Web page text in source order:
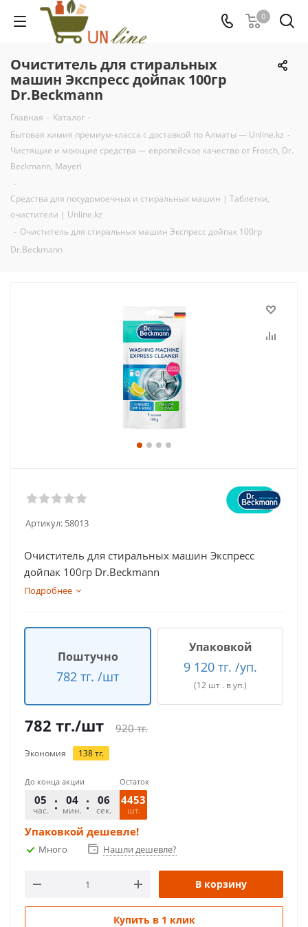
0
Очиститель для стиральных
машин Экспресс дойпак 100гр
Dr.Beckmann
Главная - Каталог -
Бытовая химия премиум-класса с доставкой по Алматы — Unline.kz -
Чистящие и моющие средства — европейское качество от Frosch, Dr.
Beckmann, Mayeri
-
Средства для посудомоечных и стиральных машин | Таблетки,
очистители | Unline.kz
- Очиститель для стиральных машин Экспресс дойпак 100гр
Dr.Beckmann
Артикул: 58013
Очиститель для стиральных машин Экспресс
дойпак 100гр Dr.Beckmann
Подробнее
Поштучно
782 тг. /шт
Упаковкой
9 120 тг. /уп.
(12 шт . в уп.)
782 тг./шт 920тг.
Экономия 138тг.
До конца акции
05
час.
04
мин.
06
сек.
Остаток
4453
шт.
Упаковкой дешевле!
Много Нашли дешевле?
В корзину
Купить в 1 клик